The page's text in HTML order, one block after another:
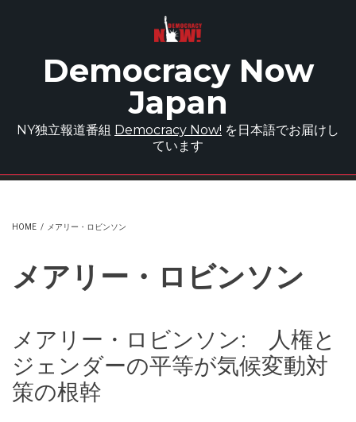
Democracy Now
Japan
NY独立報道番組 Democracy Now! を日本語でお届けし
ています
HOME / メアリー・ロビンソン
メアリー・ロビンソン
メアリー・ロビンソン: 人権と
ジェンダーの平等が気候変動対
策の根幹